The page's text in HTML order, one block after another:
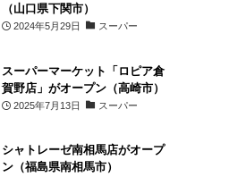
（山口県下関市）
2024年5月29日 スーパー
スーパーマーケット「ロピア倉
賀野店」がオープン（高崎市）
2025年7月13日 スーパー
シャトレーゼ南相馬店がオープ
ン（福島県南相馬市）